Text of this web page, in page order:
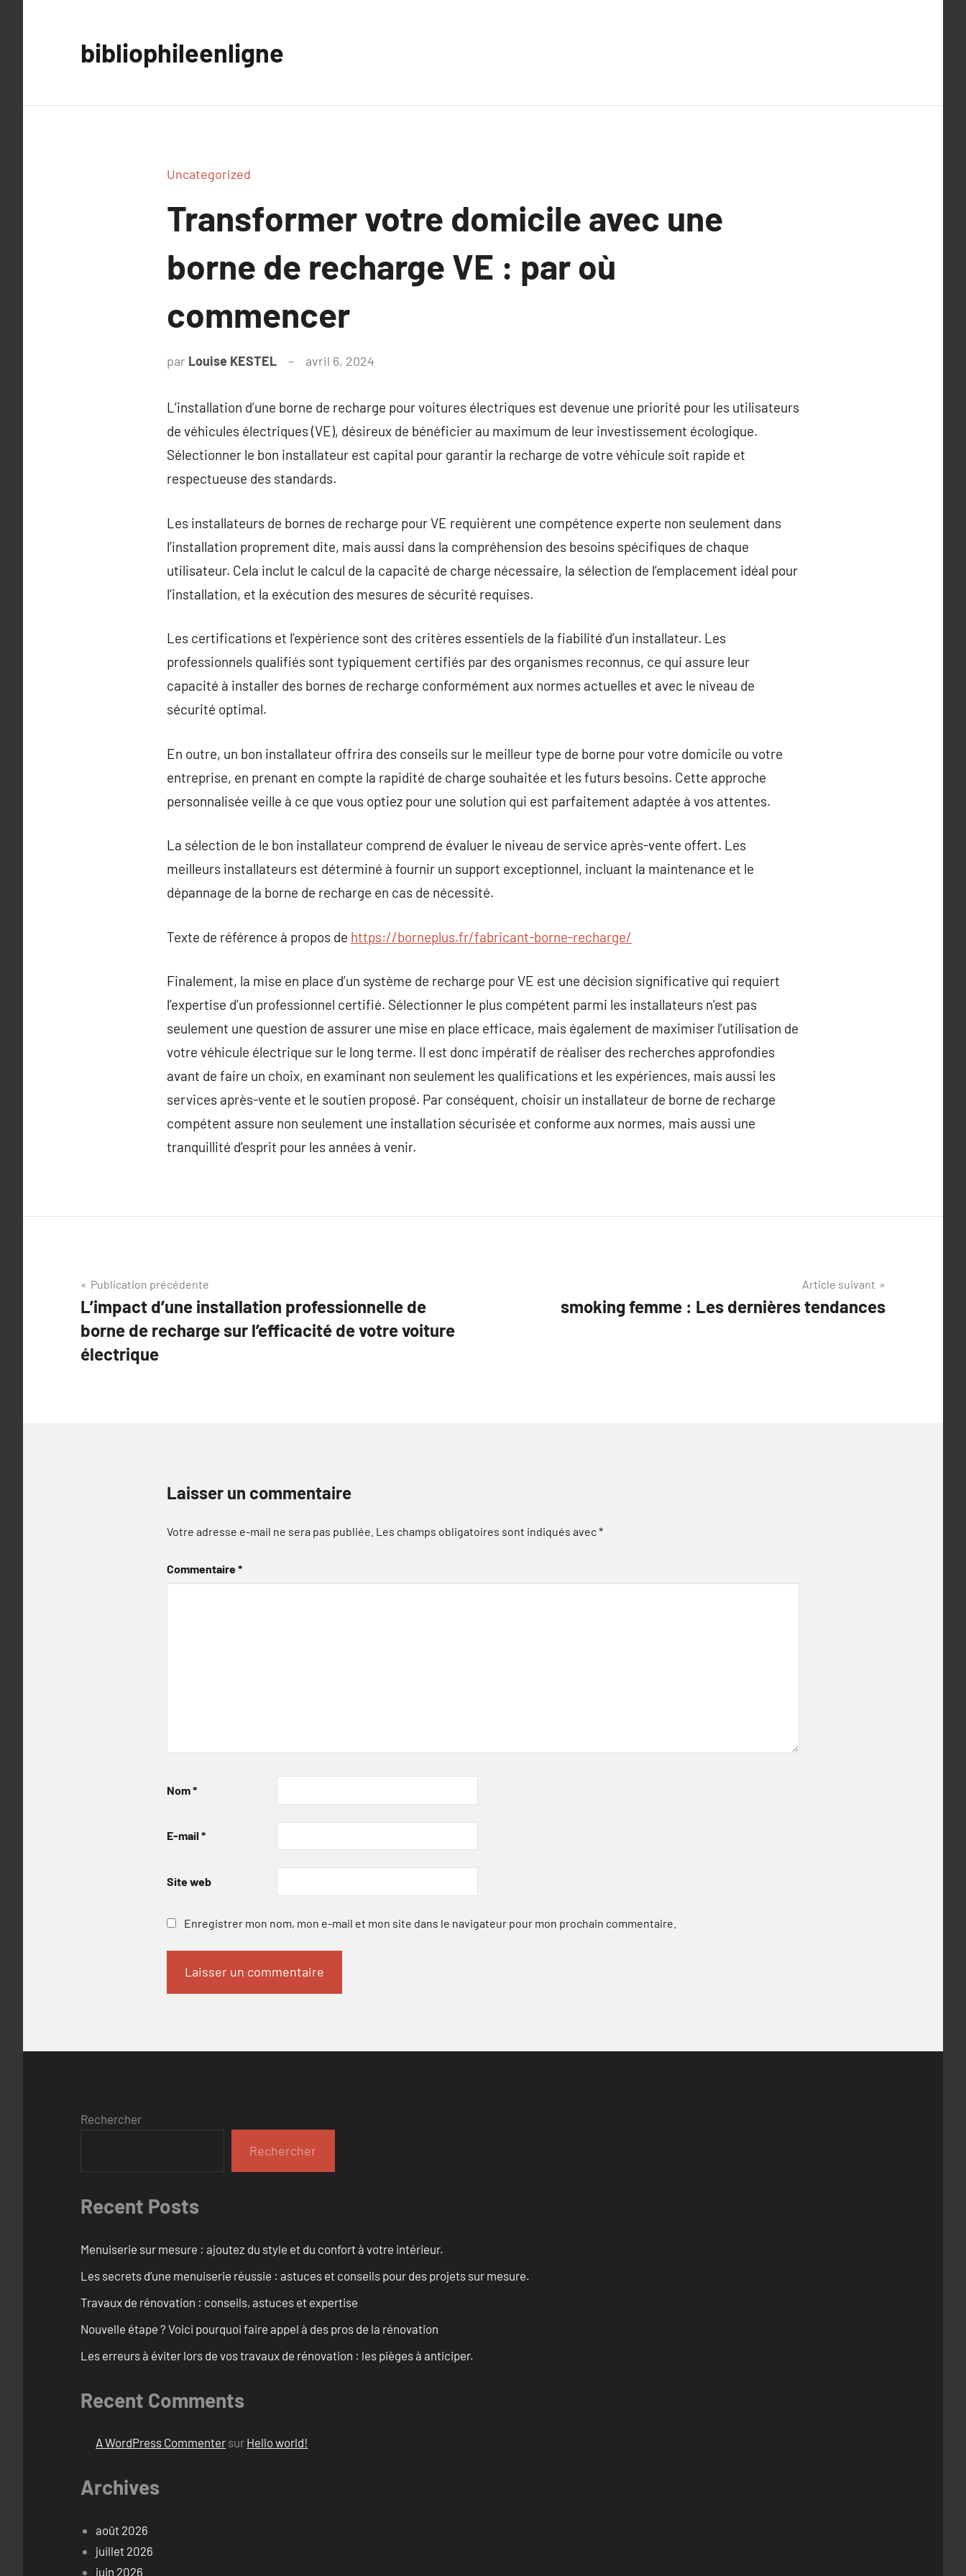
bibliophileenligne
Uncategorized
Transformer votre domicile avec une
borne de recharge VE : par où
commencer
par Louise KESTEL avril 6, 2024
L’installation d’une borne de recharge pour voitures électriques est devenue une priorité pour les utilisateurs
de véhicules électriques (VE), désireux de bénéficier au maximum de leur investissement écologique.
Sélectionner le bon installateur est capital pour garantir la recharge de votre véhicule soit rapide et
respectueuse des standards.
Les installateurs de bornes de recharge pour VE requièrent une compétence experte non seulement dans
l’installation proprement dite, mais aussi dans la compréhension des besoins spécifiques de chaque
utilisateur. Cela inclut le calcul de la capacité de charge nécessaire, la sélection de l’emplacement idéal pour
l’installation, et la exécution des mesures de sécurité requises.
Les certifications et l’expérience sont des critères essentiels de la fiabilité d’un installateur. Les
professionnels qualifiés sont typiquement certifiés par des organismes reconnus, ce qui assure leur
capacité à installer des bornes de recharge conformément aux normes actuelles et avec le niveau de
sécurité optimal.
En outre, un bon installateur offrira des conseils sur le meilleur type de borne pour votre domicile ou votre
entreprise, en prenant en compte la rapidité de charge souhaitée et les futurs besoins. Cette approche
personnalisée veille à ce que vous optiez pour une solution qui est parfaitement adaptée à vos attentes.
La sélection de le bon installateur comprend de évaluer le niveau de service après-vente offert. Les
meilleurs installateurs est déterminé à fournir un support exceptionnel, incluant la maintenance et le
dépannage de la borne de recharge en cas de nécessité.
Texte de référence à propos de https://borneplus.fr/fabricant-borne-recharge/
Finalement, la mise en place d’un système de recharge pour VE est une décision significative qui requiert
l’expertise d’un professionnel certifié. Sélectionner le plus compétent parmi les installateurs n’est pas
seulement une question de assurer une mise en place efficace, mais également de maximiser l’utilisation de
votre véhicule électrique sur le long terme. Il est donc impératif de réaliser des recherches approfondies
avant de faire un choix, en examinant non seulement les qualifications et les expériences, mais aussi les
services après-vente et le soutien proposé. Par conséquent, choisir un installateur de borne de recharge
compétent assure non seulement une installation sécurisée et conforme aux normes, mais aussi une
tranquillité d’esprit pour les années à venir.
Navigation
de
l’article
Publication précédente
L’impact d’une installation professionnelle de
borne de recharge sur l’efficacité de votre voiture
électrique
Article suivant
smoking femme : Les dernières tendances
Laisser un commentaire
Votre adresse e-mail ne sera pas publiée. Les champs obligatoires sont indiqués avec*
Commentaire*
Nom*
E-mail *
Site web
Enregistrer mon nom, mon e-mail et mon site dans le navigateur pour mon prochain commentaire.
Rechercher
Rechercher
Recent Posts
Menuiserie sur mesure : ajoutez du style et du confort à votre intérieur.
Les secrets d’une menuiserie réussie : astuces et conseils pour des projets sur mesure.
Travaux de rénovation : conseils, astuces et expertise
Nouvelle étape ? Voici pourquoi faire appel à des pros de la rénovation
Les erreurs à éviter lors de vos travaux de rénovation : les pièges à anticiper.
Recent Comments
A WordPress Commenter sur Hello world!
Archives
août 2026
juillet 2026
juin 2026